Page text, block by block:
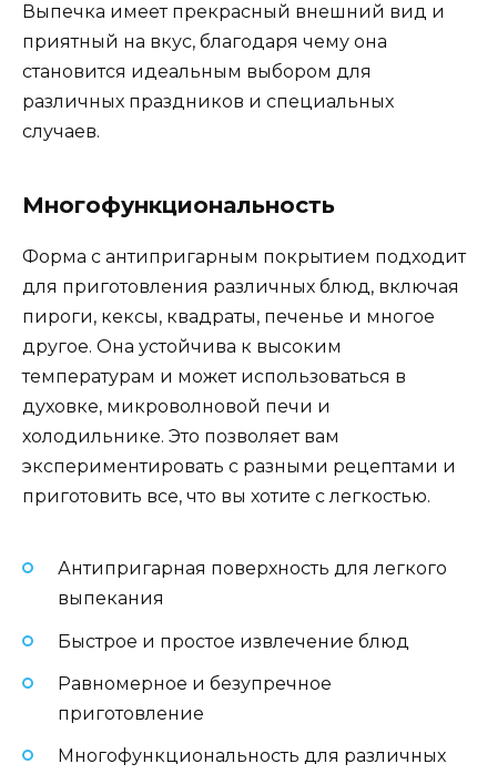
Выпечка имеет прекрасный внешний вид и
приятный на вкус, благодаря чему она
становится идеальным выбором для
различных праздников и специальных
случаев.
Многофункциональность
Форма с антипригарным покрытием подходит
для приготовления различных блюд, включая
пироги, кексы, квадраты, печенье и многое
другое. Она устойчива к высоким
температурам и может использоваться в
духовке, микроволновой печи и
холодильнике. Это позволяет вам
экспериментировать с разными рецептами и
приготовить все, что вы хотите с легкостью.
Антипригарная поверхность для легкого
выпекания
Быстрое и простое извлечение блюд
Равномерное и безупречное
приготовление
Многофункциональность для различных